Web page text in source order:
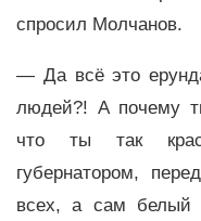
спросил Молчанов.
— Да всё это
людей?! А почему
что ты так
губернатором,
всех, а сам